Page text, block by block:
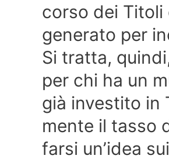
corso dei Titoli
generato per
Si tratta,
per chi ha un
già investito in
mente il tasso
farsi un’idea